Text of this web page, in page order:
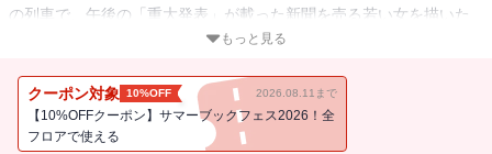
の列車で、午後の「重大発表」が載った新聞を売る若い女を描いた
遺作「茶色い戦争ありました」ほか、作家、エッセイスト、批評
篇。
もっと見る
クーポン対象 10%OFF 2026.08.11まで
【10%OFFクーポン】サマーブックフェス2026！全
フロアで使える